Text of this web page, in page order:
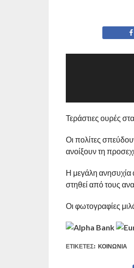
Τεράστιες ουρές
Οι πολίτες
ανοίξουν τη
Η μεγάλη ανησυχία
στηθεί από τους
Οι φωτογραφίες
ΕΤΙΚΕΤΕΣ: ΚΟΙΝΩΝΊΑ